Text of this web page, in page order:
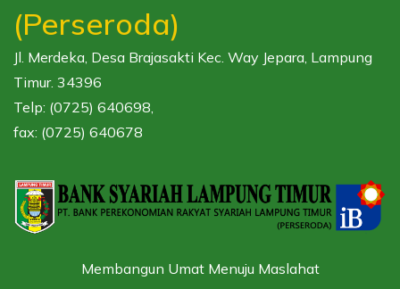
(Perseroda)
Jl. Merdeka, Desa Brajasakti Kec. Way Jepara, Lampung
Timur. 34396
Telp: (0725) 640698,
fax: (0725) 640678
Membangun Umat Menuju Maslahat